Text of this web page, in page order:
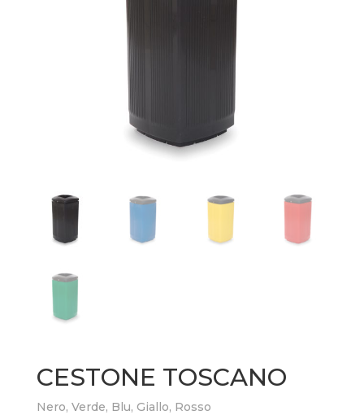
CESTONE TOSCANO
Nero, Verde, Blu, Giallo, Rosso